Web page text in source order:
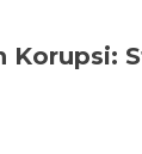
Korupsi: